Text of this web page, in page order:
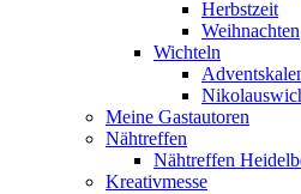
Herbstzeit
Weihnachten
Wichteln
Meine Gastautoren
Nähtreffen
Nähtreffen
Kreativmesse